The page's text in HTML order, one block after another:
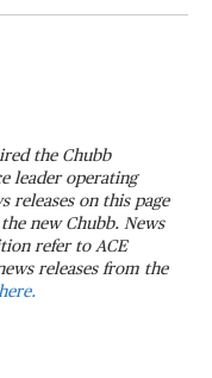
the Chubb
leader operating
releases on this page
new Chubb. News
refer to ACE
releases from the